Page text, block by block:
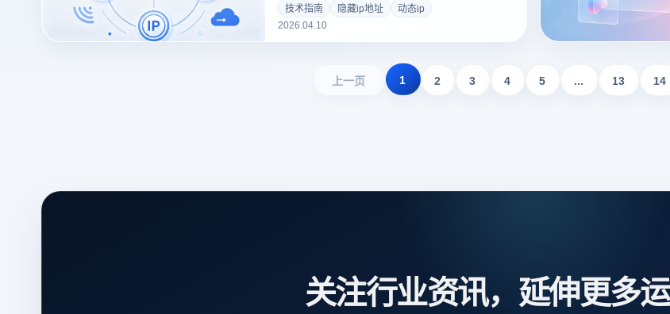
定隐藏IP。
技术指南 隐藏ip地址
动态ip
2026.04.10
上一页 1 2 3 4 5 ... 13 14
关注行业资讯，延伸更多